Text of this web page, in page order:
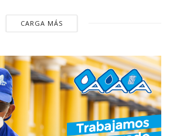
CARGA MÁS